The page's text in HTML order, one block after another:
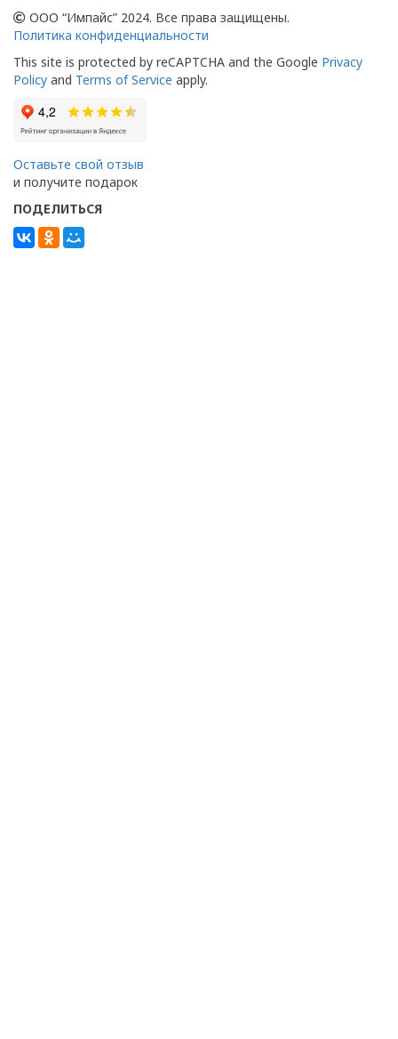
ООО “Импайс” 2024. Все права защищены.
Политика конфиденциальности
This site is protected by reCAPTCHA and the Google Privacy
Policy and Terms of Service apply.
Оставьте свой отзыв
и получите подарок
ПОДЕЛИТЬСЯ